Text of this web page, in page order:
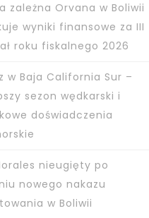
zależna Orvana w Boliwii
wyniki finansowe za III
roku fiskalnego 2026
w Baja California Sur –
sezon wędkarski i
doświadczenia
nieugięty po
nowego nakazu
w Boliwii